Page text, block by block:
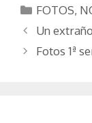
Categorías
FOTOS,
Un
Fotos 1ª